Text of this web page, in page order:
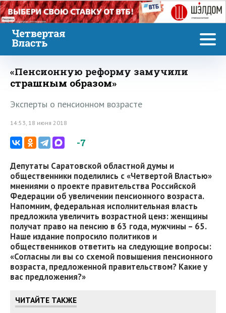
Реклама
«Пенсионную реформу замучили
страшным образом»
Эксперты о пенсионном возрасте
14:53, 18 июня 2018
-7
Депутаты Саратовской областной думы и
общественники поделились с «Четвертой Властью»
мнениями о проекте правительства Российской
Федерации об увеличении пенсионного возраста.
Напомним, федеральная исполнительная власть
предложила увеличить возрастной ценз: женщины
получат право на пенсию в 63 года, мужчины – 65.
Наше издание попросило политиков и
общественников ответить на следующие вопросы:
«Согласны ли вы со схемой повышения пенсионного
возраста, предложенной правительством? Какие у
вас предложения?»
ЧИТАЙТЕ ТАКЖЕ